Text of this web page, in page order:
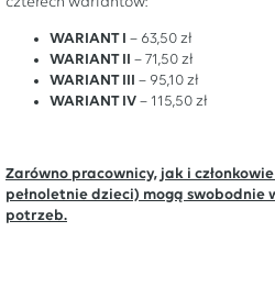
WARIANT I – 63,50 zł
WARIANT II – 71,50 zł
WARIANT III – 95,10 zł
WARIANT IV – 115,50 zł
Zarówno pracownicy, jak i
pełnoletnie dzieci) mogą
potrzeb.